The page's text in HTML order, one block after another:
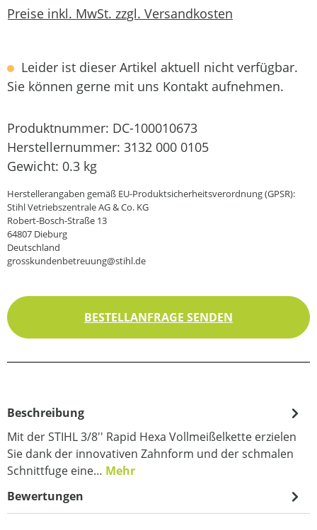
Preise inkl. MwSt. zzgl. Versandkosten
Leider ist dieser Artikel aktuell nicht verfügbar.
Sie können gerne mit uns Kontakt aufnehmen.
Produktnummer: DC-100010673
Herstellernummer: 3132 000 0105
Gewicht: 0.3 kg
Herstellerangaben gemäß EU-Produktsicherheitsverordnung (GPSR):
Stihl Vetriebszentrale AG & Co. KG
Robert-Bosch-Straße 13
64807 Dieburg
Deutschland
grosskundenbetreuung@stihl.de
BESTELLANFRAGE SENDEN
Beschreibung
Mit der STIHL 3/8'' Rapid Hexa Vollmeißelkette erzielen
Sie dank der innovativen Zahnform und der schmalen
Schnittfuge eine… Mehr
Bewertungen